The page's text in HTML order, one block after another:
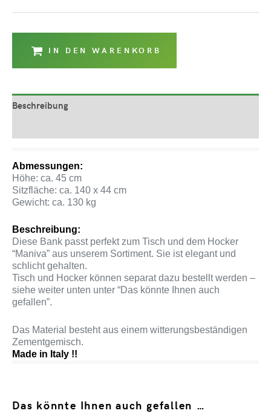
IN DEN WARENKORB
Beschreibung
Abmessungen:
Höhe: ca. 45 cm
Sitzfläche: ca. 140 x 44 cm
Gewicht: ca. 130 kg
Beschreibung:
Diese Bank passt perfekt zum Tisch und dem Hocker
“Maniva” aus unserem Sortiment. Sie ist elegant und
schlicht gehalten.
Tisch und Hocker können separat dazu bestellt werden –
siehe weiter unten unter “Das könnte Ihnen auch
gefallen”.
Das Material besteht aus einem witterungsbeständigen
Zementgemisch.
Made in Italy !!
Das könnte Ihnen auch gefallen …